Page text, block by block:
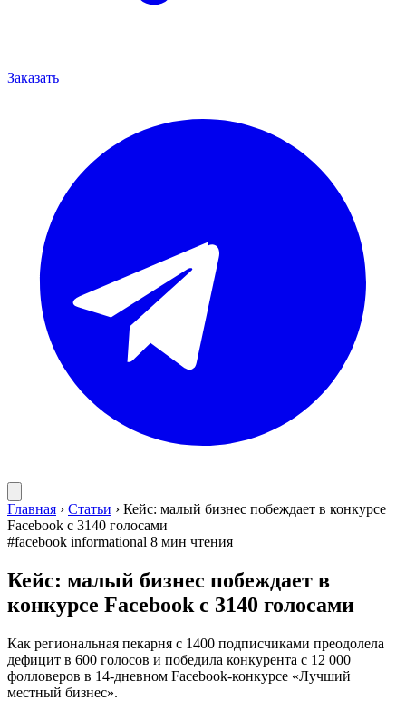
Заказать
Главная › Статьи › Кейс: малый бизнес побеждает в конкурсе
Facebook с 3140 голосами
#facebook informational 8 мин чтения
Кейс: малый бизнес побеждает в
конкурсе Facebook с 3140 голосами
Как региональная пекарня с 1400 подписчиками преодолела
дефицит в 600 голосов и победила конкурента с 12 000
фолловеров в 14-дневном Facebook-конкурсе «Лучший
местный бизнес».